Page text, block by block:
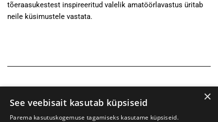
tõeraasukestest inspireeritud valelik amatöörlavastus üritab
neile küsimustele vastata.
×
See veebisait kasutab küpsiseid
Parema kasutuskogemuse tagamiseks kasutame küpsiseid.